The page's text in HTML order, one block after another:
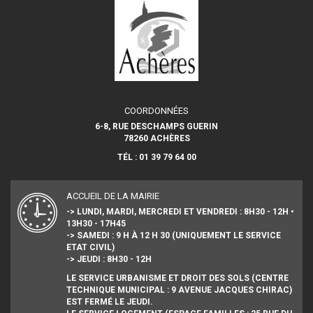
COORDONNÉES
6-8, RUE DESCHAMPS GUERIN
78260 ACHÈRES
TÉL : 01 39 79 64 00
ACCUEIL DE LA MAIRIE
-> LUNDI, MARDI, MERCREDI ET VENDREDI : 8H30 - 12H •
13H30 - 17H45
-> SAMEDI : 9 H À 12 H 30 (UNIQUEMENT LE SERVICE
ETAT CIVIL)
-> JEUDI : 8H30 - 12H
LE SERVICE URBANISME ET DROIT DES SOLS (CENTRE
TECHNIQUE MUNICIPAL : 9 AVENUE JACQUES CHIRAC)
EST FERMÉ LE JEUDI.